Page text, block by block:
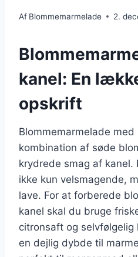
Af Blommemarmelade 2.
kanel: En
opskrift
Blommemarmelade med
kombination af søde
krydrede smag af kanel.
ikke kun velsmagende,
lave. For at forberede
kanel skal du bruge
citronsaft og selvfølgelig
en dejlig dybde til